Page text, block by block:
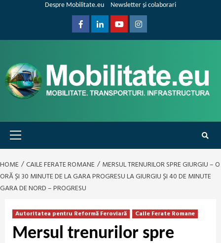
Despre Mobilitate.eu Newsletter și colaborari
FacebookLinkedinYoutubeInstagram
Primary
Menu
HOME CAILE FERATE ROMANE
MERSUL TRENURILOR SPRE GIURGIU – O
ORĂ ȘI 30 MINUTE DE LA GARA PROGRESU LA GIURGIU ȘI 40 DE MINUTE
GARA DE NORD – PROGRESU
Autoritatea pentru Reformă Feroviară Caile Ferate Romane
Mersul trenurilor spre